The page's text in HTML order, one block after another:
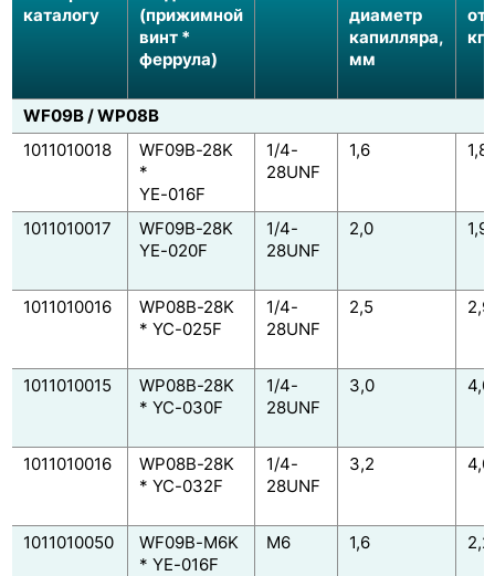
каталогу
(прижимной
винт *
феррула)
диаметр
капилляра,
мм
кгс
WF09B / WP08B
1011010018
WF09B-28K
*
YE-016F
1/4-
28UNF
1,6
1011010017
WF09B-28K
YE-020F
1/4-
28UNF
2,0
1011010016
WP08B-28K
* YC-025F
1/4-
28UNF
2,5
1011010015
WP08B-28K
* YC-030F
1/4-
28UNF
3,0
1011010016
WP08B-28K
* YC-032F
1/4-
28UNF
3,2
1011010050
WF09B-M6K
* YE-016F
M6 1,6